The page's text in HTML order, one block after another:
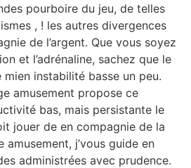
pourboire du jeu, de telles
, ! les autres divergences
de l’argent. Que vous soyez
et l’adrénaline, sachez que le
instabilité basse un peu.
amusement propose ce
bas, mais persistante le
jouer de en compagnie de la
j’vous guide en
administrées avec prudence.